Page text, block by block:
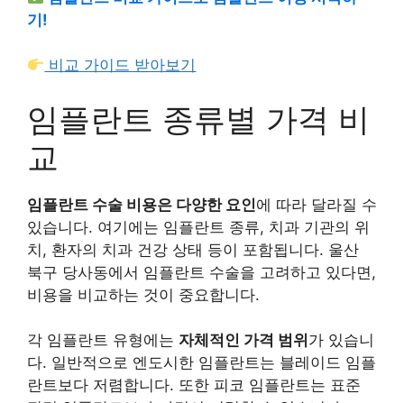
기!
비교 가이드 받아보기
임플란트 종류별 가격 비
교
임플란트 수술 비용은 다양한 요인에 따라 달라질 수
있습니다. 여기에는 임플란트 종류, 치과 기관의 위
치, 환자의 치과 건강 상태 등이 포함됩니다. 울산
북구 당사동에서 임플란트 수술을 고려하고 있다면,
비용을 비교하는 것이 중요합니다.
각 임플란트 유형에는 자체적인 가격 범위 가 있습니
다. 일반적으로 엔도시한 임플란트는 블레이드 임플
란트보다 저렴합니다. 또한 피코 임플란트는 표준